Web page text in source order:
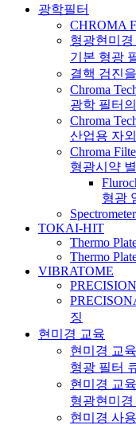
광학필터
CHROMA
형광현미경
기본 형광
결핵 검진
Chroma
광학 필터
Chroma
산업용 자
Chroma
형광시약
형광
TOKAI-HIT
Thermo
Thermo
VIBRATOME
징
현미경 교육
현미경 교
형광 필터
현미경 교
형광현미경
현미경 사